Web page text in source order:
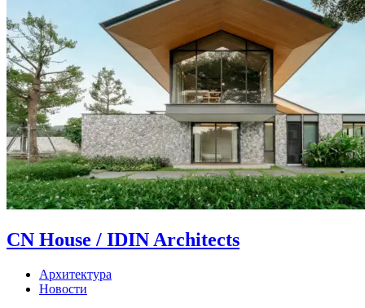
CN House / IDIN Architects
Архитектура
Новости